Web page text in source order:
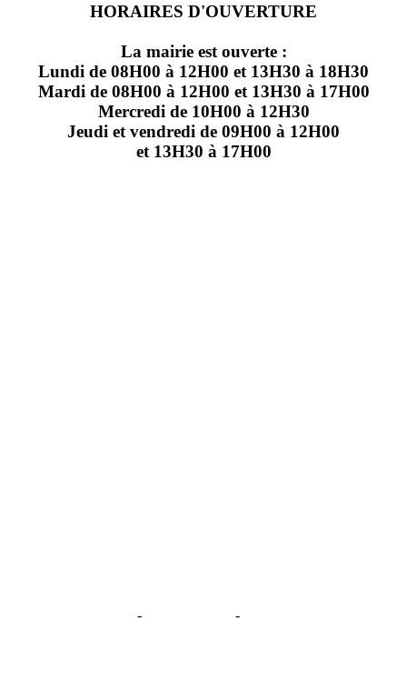
HORAIRES D'OUVERTURE
La mairie est ouverte :
Lundi de 08H00 à 12H00 et 13H30 à 18H30
Mardi de 08H00 à 12H00 et 13H30 à 17H00
Mercredi de 10H00 à 12H30
Jeudi et vendredi de 09H00 à 12H00
et 13H30 à 17H00
- -